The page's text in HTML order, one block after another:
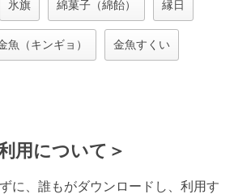
氷旗 綿菓子（綿飴） 縁日
魚（キンギョ） 金魚すくい
用について＞
に、誰もがダウンロードし、利用す